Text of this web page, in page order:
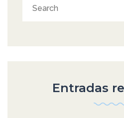
Entradas